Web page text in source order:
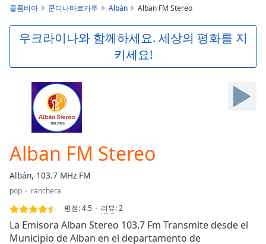
Play
Video
Skip
Forward
Current
Loaded
0.00%
Stream
TypeLIVE
Seek to
live,
콜롬비아 쿤디나마르카주 Albán Alban FM Stereo
우크라이나와 함께하세요. 세상의 평화를 지
키세요!
Alban FM Stereo
Albán, 103.7 MHz FM
pop
ranchera
평점:4.5 리뷰:2
La Emisora Alban Stereo 103.7 Fm Transmite desde el
Municipio de Alban en el departamento de